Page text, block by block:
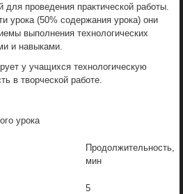
для проведения практической работы.
урока (50% содержания урока) они
выполнения технологических
и навыками.
у учащихся технологическую
в творческой работе.
урока
Продолжительность,
мин
5